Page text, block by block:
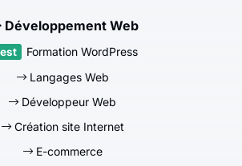
Développement Web
Formation WordPress
Langages Web
Développeur Web
Création site Internet
E-commerce